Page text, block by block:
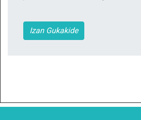
Izan Gukakide